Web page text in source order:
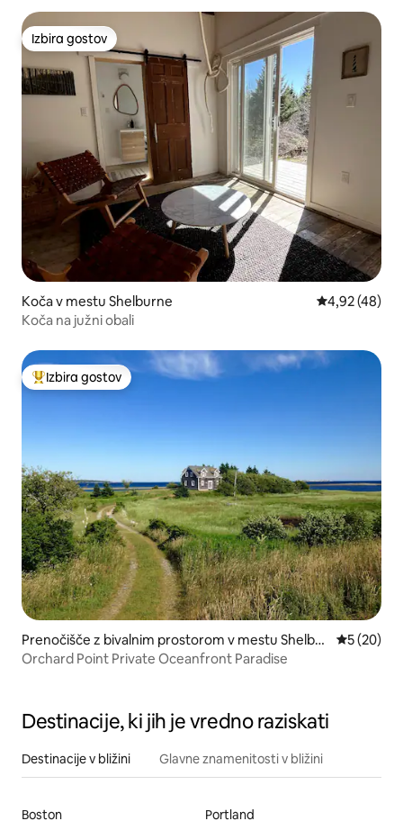
Izbira gostov
Izbira gostov
Koča v mestu Shelburne Povprečna
4,92 (48)
Koča na južni obali
Najbolj priljubljena prenočišča z značko »Izbira gostov«
Izbira gostov
Prenočišče z bivalnim prostorom v mestu Shelbur
ne
5 (20)
Orchard Point Private Oceanfront Paradise
Destinacije, ki jih je vredno raziskati
Destinacije v bližini Glavne znamenitosti v bližini
Boston
Portland